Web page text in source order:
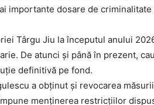
importante dosare de
Târgu Jiu la începutul anului
De atunci și până în prezent,
definitivă pe fond.
a obținut și revocarea
menținerea restricțiilor